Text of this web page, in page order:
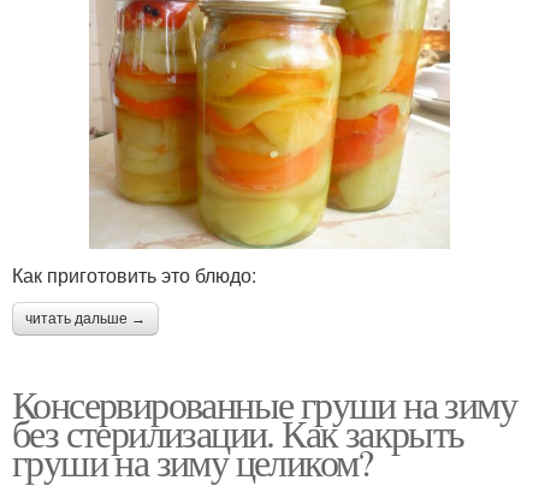
Как приготовить это блюдо:
читать дальше →
Консервированные груши на зиму
без стерилизации. Как закрыть
груши на зиму целиком?